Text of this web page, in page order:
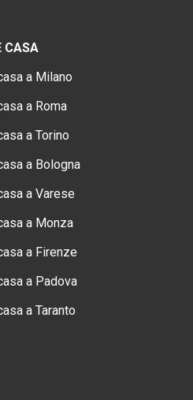
CASA
a Milano
a Roma
a Torino
a Bologna
a Varese
a Monza
a Firenze
a Padova
a Taranto